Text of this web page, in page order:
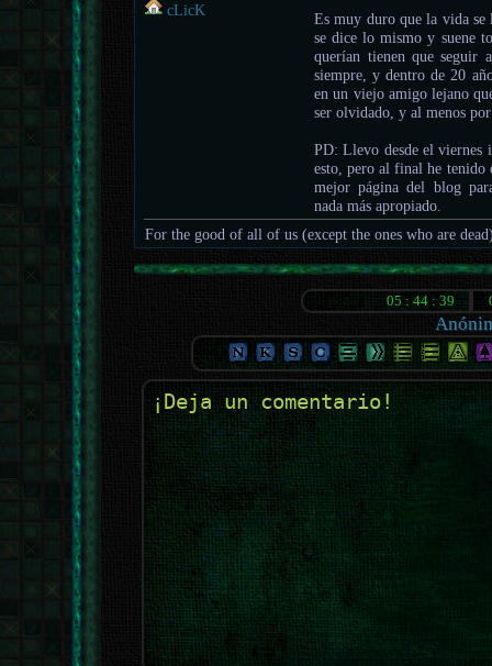
cLicK
Es muy duro que la vida
se dice lo mismo y suene
querían tienen que seguir
siempre, y dentro de 20
en un viejo amigo lejano
ser olvidado, y al menos
PD: Llevo desde el viernes
esto, pero al final he tenido
mejor página del blog
nada más apropiado.
For the good of all of us (except the ones who are